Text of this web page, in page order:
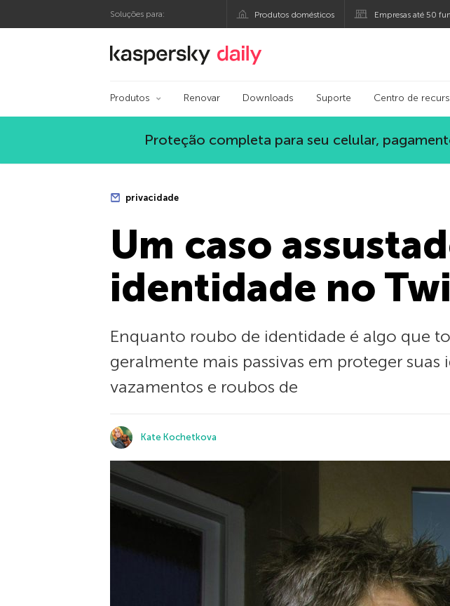
Soluções para: Produtos domésticos Empresas até 50
Blog oficial da Kaspersky
Produtos Renovar Downloads Suporte Centro de
Proteção completa para seu celular,
privacidade
Um caso
identidade no
Enquanto roubo de identidade é algo que
geralmente mais passivas em proteger
vazamentos e roubos de
Kate Kochetkova